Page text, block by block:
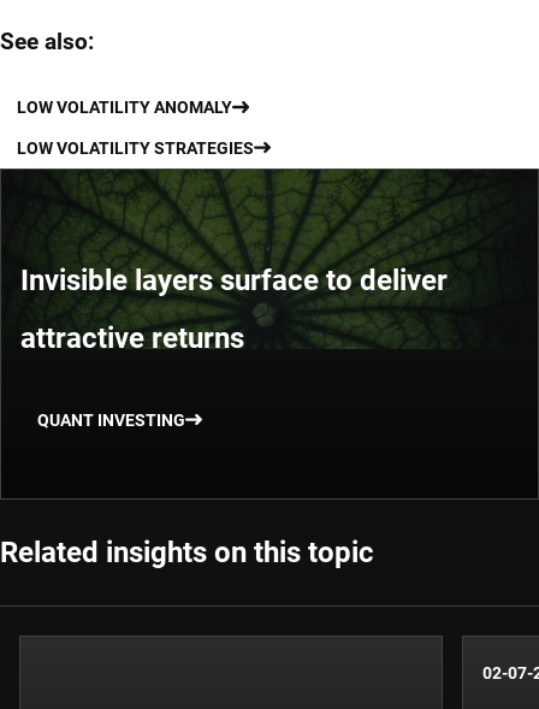
See also:
LOW VOLATILITY ANOMALY
LOW VOLATILITY STRATEGIES
Invisible layers surface to deliver
attractive returns
QUANT INVESTING
Related insights on this topic
02-07-